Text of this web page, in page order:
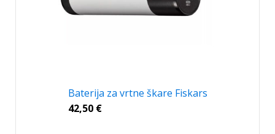
Baterija za vrtne škare Fiskars
42,50 €